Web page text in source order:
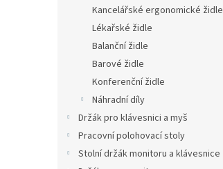
Kancelářské ergonomické židle
Lékařské židle
Balanční židle
Barové židle
Konferenční židle
Náhradní díly
Držák pro klávesnici a myš
Pracovní polohovací stoly
Stolní držák monitoru a klávesnice